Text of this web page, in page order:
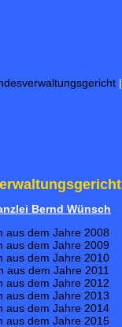
|
Bernd Wünsch
aus dem Jahre 2008
aus dem Jahre 2009
aus dem Jahre 2010
aus dem Jahre 2011
aus dem Jahre 2012
aus dem Jahre 2013
aus dem Jahre 2014
aus dem Jahre 2015